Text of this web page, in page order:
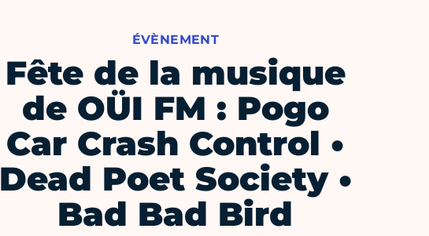
ÉVÈNEMENT
Fête de la musique
de OÜI FM : Pogo
Car Crash Control •
Dead Poet Society •
Bad Bad Bird